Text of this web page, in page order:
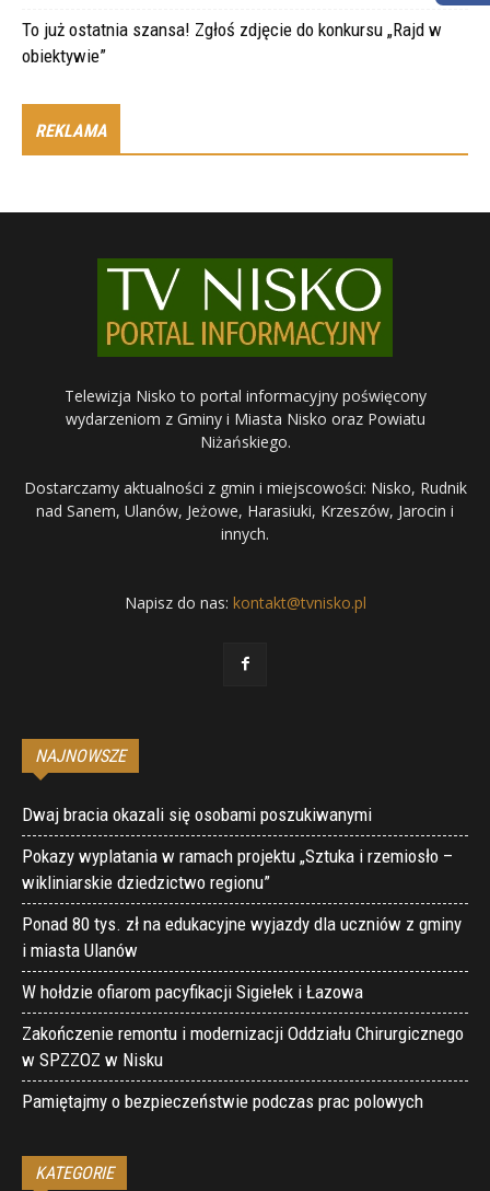
To już ostatnia szansa! Zgłoś zdjęcie do konkursu „Rajd w
obiektywie”
REKLAMA
Telewizja Nisko to portal informacyjny poświęcony
wydarzeniom z Gminy i Miasta Nisko oraz Powiatu
Niżańskiego.
Dostarczamy aktualności z gmin i miejscowości: Nisko, Rudnik
nad Sanem, Ulanów, Jeżowe, Harasiuki, Krzeszów, Jarocin i
innych.
Napisz do nas: kontakt@tvnisko.pl
NAJNOWSZE
Dwaj bracia okazali się osobami poszukiwanymi
Pokazy wyplatania w ramach projektu „Sztuka i rzemiosło –
wikliniarskie dziedzictwo regionu”
Ponad 80 tys. zł na edukacyjne wyjazdy dla uczniów z gminy
i miasta Ulanów
W hołdzie ofiarom pacyfikacji Sigiełek i Łazowa
Zakończenie remontu i modernizacji Oddziału Chirurgicznego
w SPZZOZ w Nisku
Pamiętajmy o bezpieczeństwie podczas prac polowych
KATEGORIE